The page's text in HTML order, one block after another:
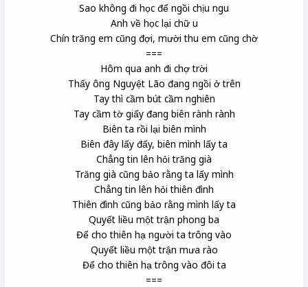
Sao không đi học để ngồi chịu ngu
Anh về học lại chữ u
Chín trăng em cũng đợi, mười thu em cũng chờ
===
Hôm qua anh đi chợ trời
Thấy ông Nguyệt Lão đang ngồi ở trên
Tay thì cầm bút cầm nghiên
Tay cầm tờ giấy đang biên rành rành
Biên ta rồi lại biên mình
Biên đây lấy đấy, biên mình lấy ta
Chẳng tin lên hỏi trăng già
Trăng già cũng bảo rằng ta lấy mình
Chẳng tin lên hỏi thiên đình
Thiên đình cũng bảo rằng mình lấy ta
Quyết liều một trận phong ba
Để cho thiên hạ người ta trông vào
Quyết liều một trận mưa rào
Để cho thiên hạ trông vào đôi ta
===